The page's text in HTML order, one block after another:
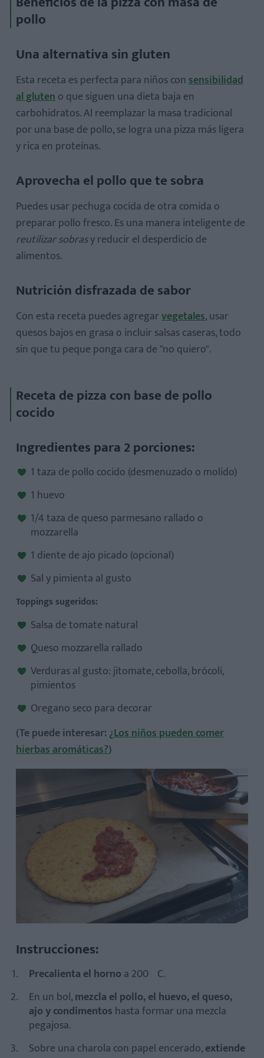
pollo
Una alternativa sin gluten
Esta receta es perfecta para niños con sensibilidad
al gluteno que siguen una dieta baja en
carbohidratos. Al reemplazar la masa tradicional
por una base de pollo, se logra una pizza más ligera
y rica en proteínas.
Aprovecha el pollo que te sobra
Puedes usar pechuga cocida de otra comida o
preparar pollo fresco. Es una manera inteligente de
reutilizar sobrasy reducir el desperdicio de
alimentos.
Nutrición disfrazada de sabor
Con esta receta puedes agregarvegetales, usar
quesos bajos en grasa o incluir salsas caseras, todo
sin que tu peque ponga cara de "no quiero".
Receta de pizza con base de pollo
cocido
Ingredientes para 2 porciones:
1 taza de pollo cocido (desmenuzado o molido)
1 huevo
1/4 taza de queso parmesano rallado o
mozzarella
1 diente de ajo picado (opcional)
Sal y pimienta al gusto
Toppings sugeridos:
Salsa de tomate natural
Queso mozzarella rallado
Verduras al gusto: jitomate, cebolla, brócoli,
pimientos
Oregano seco para decorar
(Te puede interesar: ¿Los niños pueden comer
hierbas aromáticas?)
Instrucciones:
Precalienta el horno a 200ºC.
En un bol,mezcla el pollo, el huevo, el queso,
ajo y condimentos hasta formar una mezcla
pegajosa.
Sobre una charola con papel encerado,extiende